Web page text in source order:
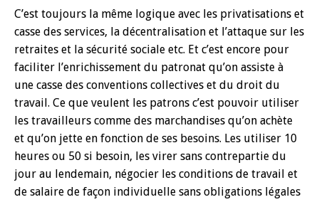
C’est toujours la même logique avec les privatisations et
casse des services, la décentralisation et l’attaque sur les
retraites et la sécurité sociale etc. Et c’est encore pour
faciliter l’enrichissement du patronat qu’on assiste à
une casse des conventions collectives et du droit du
travail. Ce que veulent les patrons c’est pouvoir utiliser
les travailleurs comme des marchandises qu’on achète
et qu’on jette en fonction de ses besoins. Les utiliser 10
heures ou 50 si besoin, les virer sans contrepartie du
jour au lendemain, négocier les conditions de travail et
de salaire de façon individuelle sans obligations légales